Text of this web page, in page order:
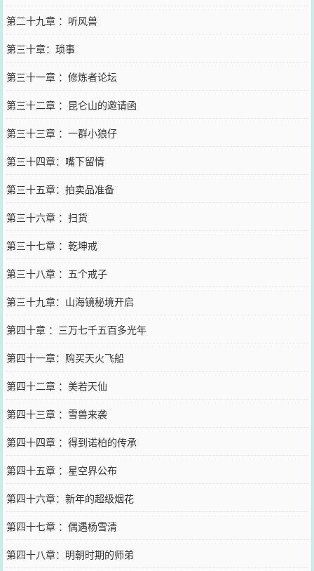
第二十九章 ：听风兽
第三十章：琐事
第三十一章 ：修炼者论坛
第三十二章 ：昆仑山的邀请函
第三十三章 ：一群小狼仔
第三十四章：嘴下留情
第三十五章：拍卖品准备
第三十六章 ：扫货
第三十七章 ：乾坤戒
第三十八章 ：五个戒子
第三十九章：山海镜秘境开启
第四十章 ：三万七千五百多光年
第四十一章：购买天火飞船
第四十二章 ：美若天仙
第四十三章 ：雪兽来袭
第四十四章 ：得到诺柏的传承
第四十五章 ：星空界公布
第四十六章：新年的超级烟花
第四十七章 ：偶遇杨雪清
第四十八章：明朝时期的师弟